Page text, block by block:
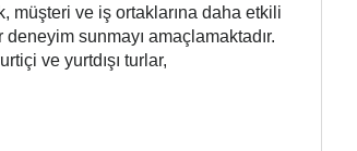
müşteri ve iş ortaklarına daha etkili
sunmayı amaçlamaktadır.
ve yurtdışı turlar,